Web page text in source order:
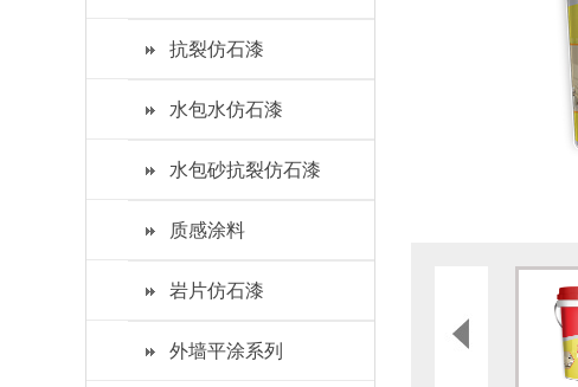
抗裂仿石漆
水包水仿石漆
水包砂抗裂仿石漆
质感涂料
岩片仿石漆
外墙平涂系列